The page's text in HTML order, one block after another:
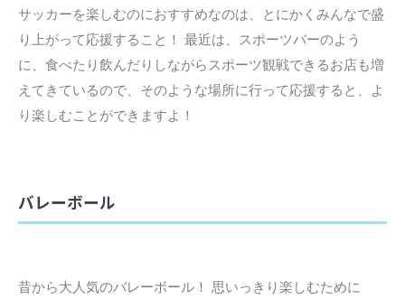
サッカーを楽しむのにおすすめなのは、とにかくみんなで盛
り上がって応援すること！ 最近は、スポーツバーのよう
に、食べたり飲んだりしながらスポーツ観戦できるお店も増
えてきているので、そのような場所に行って応援すると、よ
り楽しむことができますよ！
バレーボール
昔から大人気のバレーボール！ 思いっきり楽しむために